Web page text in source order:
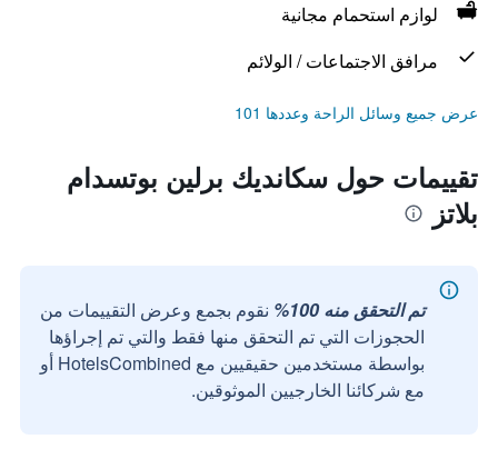
لوازم استحمام مجانية
مرافق الاجتماعات / الولائم
عرض جميع وسائل الراحة وعددها 101
تقييمات حول سكانديك برلين بوتسدام
بلاتز
تم التحقق منه 100%
نقوم بجمع وعرض التقييمات من
الحجوزات التي تم التحقق منها فقط والتي تم إجراؤها
بواسطة مستخدمين حقيقيين مع HotelsCombined أو
مع شركائنا الخارجيين الموثوقين.